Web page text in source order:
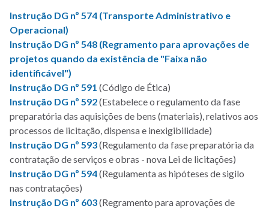
Instrução DG nº 574 (Transporte Administrativo e
Operacional)
Instrução DG nº 548 (Regramento para aprovações de
projetos quando da existência de "Faixa não
identificável")
Instrução DG nº 591 (Código de Ética)
Instrução DG nº 592(Estabelece o regulamento da fase
preparatória das aquisições de bens (materiais), relativos aos
processos de licitação, dispensa e inexigibilidade)
Instrução DG nº 593(Regulamento da fase preparatória da
contratação de serviços e obras - nova Lei de licitações)
Instrução DG nº 594(Regulamenta as hipóteses de sigilo
nas contratações)
Instrução DG nº 603(Regramento para aprovações de